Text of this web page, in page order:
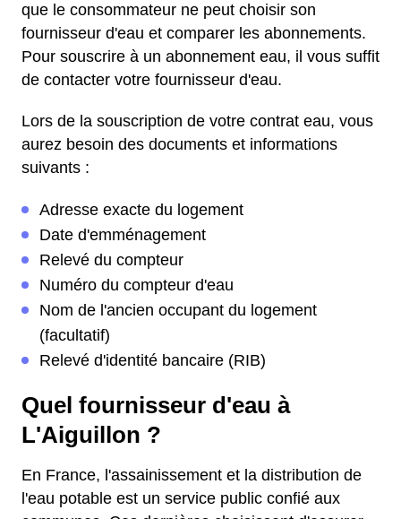
que le consommateur ne peut choisir son
fournisseur d'eau et comparer les abonnements.
Pour souscrire à un abonnement eau, il vous suffit
de contacter votre fournisseur d'eau.
Lors de la souscription de votre contrat eau, vous
aurez besoin des documents et informations
suivants :
Adresse exacte du logement
Date d'emménagement
Relevé du compteur
Numéro du compteur d'eau
Nom de l'ancien occupant du logement
(facultatif)
Relevé d'identité bancaire (RIB)
Quel fournisseur d'eau à
L'Aiguillon ?
En France, l'assainissement et la distribution de
l'eau potable est un service public confié aux